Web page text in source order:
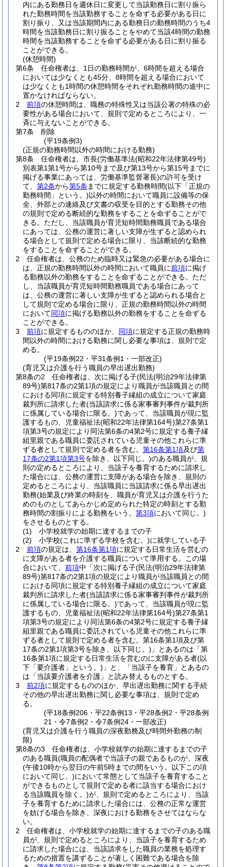
内にある勤務日を週休日に変更して当該勤務日に割り振ら
れた勤務時間を当該勤務することを命ずる必要がある日に
割り振り、又は当該期間内にある勤務日の勤務時間のうち4
時間を当該勤務日に割り振ることをやめて当該4時間の勤務
時間を当該勤務することを命ずる必要がある日に割り振る
ことができる。
(休憩時間)
第6条
任命権者は、1日の勤務時間が、6時間を超える場合
においては少なくとも45分、8時間を超える場合において
は少なくとも1時間の休憩時間をそれぞれ勤務時間の途中に
置かなければならない。
2
前項の休憩時間は、職務の特殊性又は当該公署の特殊の必
要性がある場合において、規則で定めるところにより、一
斉に与えないことができる。
第7条
削除
(平19条例3)
(正規の勤務時間以外の時間における勤務)
第8条
任命権者は、市長(労働基準法(昭和22年法律第49号)
別表第1第1号から第10号まで及び第13号から第15号までに
掲げる事業にあっては、労働基準監督署長)の許可を受け
て、 第2条から第5条 までに規定する勤務時間(以下「正規の
勤務時間」という。)以外の時間において職員に設備等の保
全、外部との連絡及び文書の収受を目的とする勤務その他
の規則で定める断続的な勤務をすることを命ずることがで
きる。 ただし、当該職員が育児短時間勤務職員である場合
にあっては、公務の運営に著しい支障が生ずると認められ
る場合として規則で定める場合に限り、当該断続的な勤務
をすることを命ずることができる。
2
任命権者は、公務のため臨時又は緊急の必要がある場合に
は、正規の勤務時間以外の時間において職員に前項に掲げ
る勤務以外の勤務をすることを命ずることができる。 ただ
し、当該職員が育児短時間勤務職員である場合にあって
は、公務の運営に著しい支障が生ずると認められる場合と
して規則で定める場合に限り、正規の勤務時間以外の時間
において同項に掲げる勤務以外の勤務をすることを命ずる
ことができる。
3
前項に規定するもののほか、 同項に規定する正規の勤務時
間以外の時間における勤務に関し必要な事項は、規則で定
める。
(平19条例22・平31条例1・一部改正)
(育児又は介護を行う職員の早出遅出勤務)
第8条の2
任命権者は、次に掲げる子(民法(明治29年法律第
89号)第817条の2第1項の規定により職員が当該職員との間
における同項に規定する特別養子縁組の成立について家庭
裁判所に請求した者(当該請求に係る家事審判事件が裁判所
に係属している場合に限る。)であって、当該職員が現に監
護するもの、児童福祉法(昭和22年法律第164号)第27条第1
項第3号の規定により同法第6条の4第2号に規定する養子縁
組里親である職員に委託されている児童その他これらに準
ずる者として規則で定める者を含む。 第16条第1項及び第
17条の2第1項第3号を除き、以下同じ。)のある職員が、規
則の定めるところにより、当該子を養育するために請求し
た場合には、公務の運営に支障がある場合を除き、規則の
定めるところにより、当該職員に当該請求に係る早出遅出
勤務(始業及び終業の時刻を、職員が育児又は介護を行うた
めのものとしてあらかじめ定められた特定の時刻とする勤
務時間の割振りによる勤務をいう。 第3項において同じ。)
をさせるものとする。
(1)
小学校就学の始期に達するまでの子
(2)
小学校(これに準ずる学校を含む。)に就学している子
2
前項の規定は、 第16条第1項に規定する日常生活を営むの
に支障がある者を介護する職員について準用する。
この場
合において、 前項中「次に掲げる子(民法(明治29年法律第
89号)第817条の2第1項の規定により職員が当該職員との間
における同項に規定する特別養子縁組の成立について家庭
裁判所に請求した者(当該請求に係る家事審判事件が裁判所
に係属している場合に限る。)であって、当該職員が現に監
護するもの、児童福祉法(昭和22年法律第164号)第27条第1
項第3号の規定により同法第6条の4第2号に規定する養子縁
組里親である職員に委託されている児童その他これらに準
ずる者として規則で定める者を含む。第16条第1項及び第
17条の2第1項第3号を除き、以下同じ。) 」とあるのは「第
16条第1項に規定する日常生活を営むのに支障がある者(以
下「要介護者」という。) 」と、「当該子を養育」とあるの
は「当該要介護者を介護」と読み替えるものとする。
3
前2項に規定するもののほか、早出遅出勤務に関する手続
その他の早出遅出勤務に関し必要な事項は、規則で定め
る。
(平18条例206・平22条例13・平28条例2・平28条例
21・令7条例2・令7条例24・一部改正)
(育児又は介護を行う職員の深夜勤務及び時間外勤務の制
限)
第8条の3
任命権者は、小学校就学の始期に達するまでの子
のある職員(職員の配偶者で当該子の親であるものが、深夜
(午後10時から翌日の午前5時までの間をいう。以下この項
において同じ。)において常態として当該子を養育すること
ができるものとして規則で定める者に該当する場合におけ
る当該職員を除く。)が、規則で定めるところにより、当該
子を養育するために請求した場合には、公務の正常な運営
を妨げる場合を除き、深夜における勤務をさせてはならな
い。
2
任命権者は、小学校就学の始期に達するまでの子のある職
員が、規則で定めるところにより、当該子を養育するため
に請求した場合には、当該請求をした職員の業務を処理す
るための措置を講ずることが著しく困難である場合を除